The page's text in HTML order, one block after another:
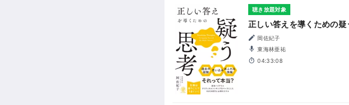
聴き放題対象
正しい答えを導くための疑
岡佐紀子
東海林亜祐
04:33:08